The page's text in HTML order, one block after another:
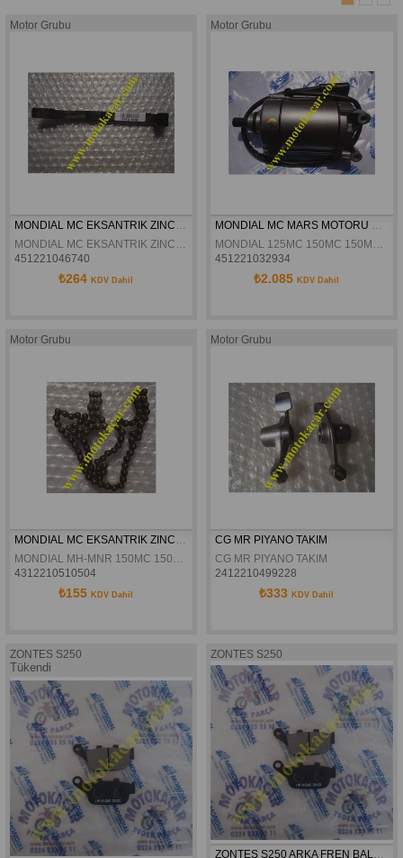
Motor Grubu
MONDIAL MC EKSANTRIK ZINCIR KILAVUZU ÜST ORJINAL
MONDIAL MC EKSANTRIK ZINCIR KILAVUZU ÜST ORJINAL
451221046740
₺264 KDV Dahil
Motor Grubu
MONDIAL MC MARS MOTORU ORJINAL
MONDIAL 125MC 150MC 150MCX 125MH DRİFT 150MH DRİFT 125 MH MİNÖR 125DRİFT L 125VULTURE İ KD125-F  MARS MOTORU ORJINAL
451221032934
₺2.085 KDV Dahil
Motor Grubu
MONDIAL MC EKSANTRIK ZINCIRI 25H-98L
MONDIAL MH-MNR 150MC 150MH 125MH 150MR 125MC MC-X KD-L KDE5 KD-F EKSANTRIK ZINCIRI 25H-98L
4312210510504
₺155 KDV Dahil
Motor Grubu
CG MR PIYANO TAKIM
CG MR PIYANO TAKIM
2412210499228
₺333 KDV Dahil
ZONTES S250
Tükendi
ZONTES S250
ZONTES S250 ARKA FREN BALATASI ORJİNAL